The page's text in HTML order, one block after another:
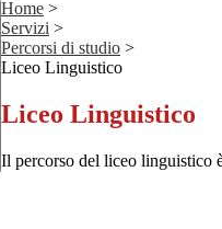
Home >
Servizi >
Percorsi di studio >
Liceo Linguistico
Liceo Linguistico
Il percorso del liceo linguistico